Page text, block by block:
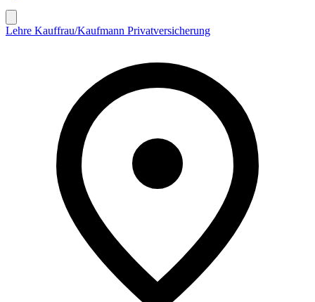
Lehre Kauffrau/Kaufmann Privatversicherung